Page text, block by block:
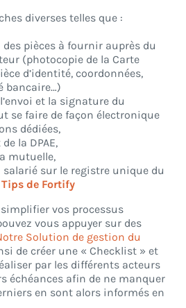
diverses telles que :
pièces à fournir auprès du
(photocopie de la Carte
d’identité, coordonnées,
bancaire…)
et la signature du
se faire de façon électronique
dédiées,
la DPAE,
mutuelle,
sur le registre unique du
Tips de Fortify
vos processus
vous appuyer sur des
Solution de gestion du
de créer une « Checklist » et
par les différents acteurs
échéances afin de ne manquer
en sont alors informés en